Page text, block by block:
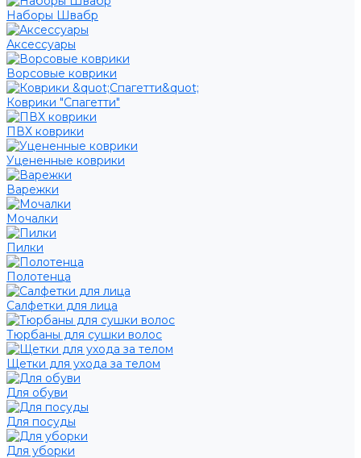
Наборы Швабр
Аксессуары
Ворсовые коврики
Коврики "Спагетти"
ПВХ коврики
Уцененные коврики
Варежки
Мочалки
Пилки
Полотенца
Салфетки для лица
Тюрбаны для сушки волос
Щетки для ухода за телом
Для обуви
Для посуды
Для уборки